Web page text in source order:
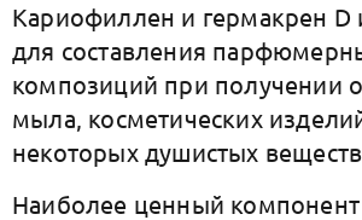
Кариофиллен и гермакрен D
для составления
композиций при получении
мыла, косметических
некоторых душистых
Наиболее ценный компонент